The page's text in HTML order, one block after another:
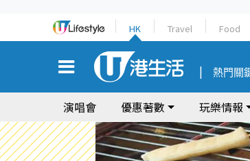
HK Travel Food
熱門關
演唱會 優惠著數 玩樂情報